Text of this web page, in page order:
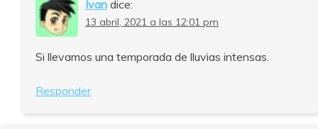
Ivan dice:
13 abril, 2021 a las 12:01 pm
Si llevamos una temporada de lluvias intensas.
Responder